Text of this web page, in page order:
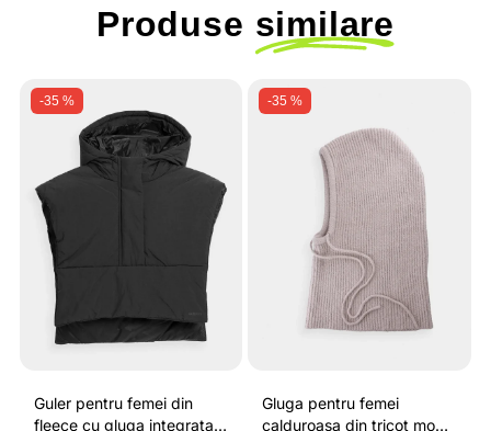
Produse similare
-35 %
Guler pentru femei din
fleece cu gluga integrata
-35 %
Gluga pentru femei
calduroasa din tricot moale